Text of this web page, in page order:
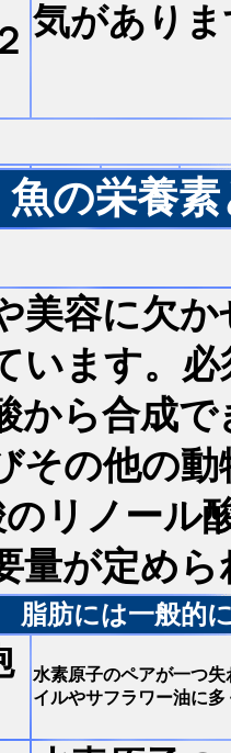
気があり
魚の栄養
美容に欠
います。 必
から合成
その他の
リノール
量が定めら
脂肪には一般的
水素原子のペアが一つ
イルやサフラワー油に